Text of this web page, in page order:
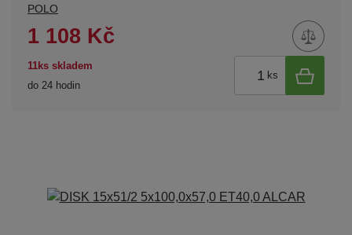
POLO
1 108 Kč
11ks skladem
do 24 hodin
ks